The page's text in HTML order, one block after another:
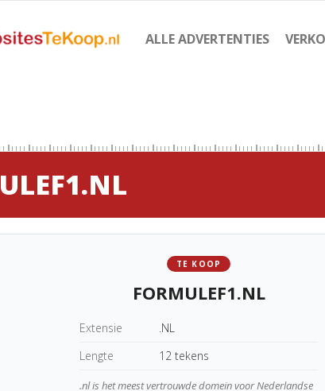
ALLE ADVERTENTIES
TE KOOP
FORMULEF1.NL
Extensie
.NL
Lengte
12 tekens
.nl is het meest vertrouwde domein voor Nederlandse